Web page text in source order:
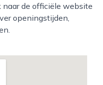
de officiële website
openingstijden,